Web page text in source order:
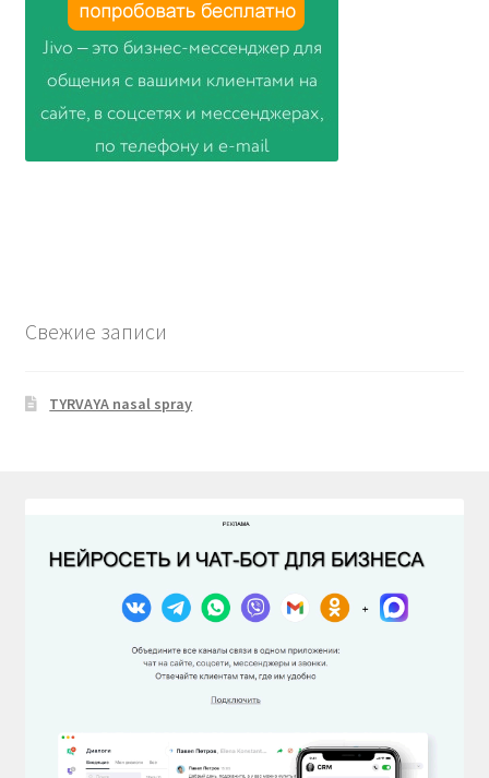
Свежие записи
TYRVAYA nasal spray